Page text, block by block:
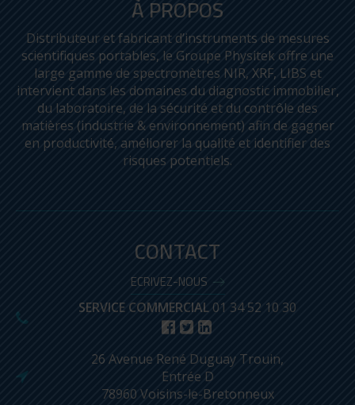
À PROPOS
Distributeur et fabricant d’instruments de mesures
scientifiques portables, le Groupe Physitek offre une
large gamme de spectromètres NIR, XRF, LIBS et
intervient dans les domaines du diagnostic immobilier,
du laboratoire, de la sécurité et du contrôle des
matières (industrie & environnement) afin de gagner
en productivité, améliorer la qualité et identifier des
risques potentiels.
CONTACT
ECRIVEZ-NOUS
SERVICE COMMERCIAL01 34 52 10 30
26 Avenue René Duguay Trouin,
Entrée D
78960 Voisins-le-Bretonneux